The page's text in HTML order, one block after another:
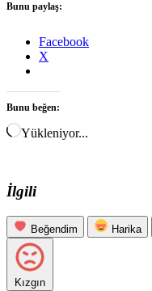
Bunu paylaş:
Facebook
X
Bunu beğen:
Yükleniyor...
İlgili
Beğendim Harika
Kızgın